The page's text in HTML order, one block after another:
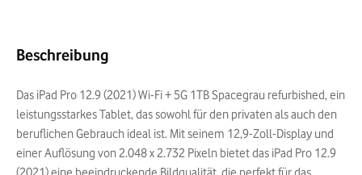
Beschreibung
Das iPad Pro 12.9 (2021) Wi-Fi + 5G 1TB Spacegrau refurbished, ein
leistungsstarkes Tablet, das sowohl für den privaten als auch den
beruflichen Gebrauch ideal ist. Mit seinem 12,9-Zoll-Display und
einer Auflösung von 2.048 x 2.732 Pixeln bietet das iPad Pro 12.9